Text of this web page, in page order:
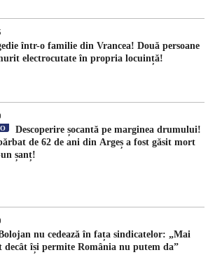
într-o familie din Vrancea! Două persoane
electrocutate în propria locuință!
Descoperire șocantă pe marginea drumului!
de 62 de ani din Argeș a fost găsit mort
șanț!
nu cedează în fața sindicatelor: „Mai
decât își permite România nu putem da”